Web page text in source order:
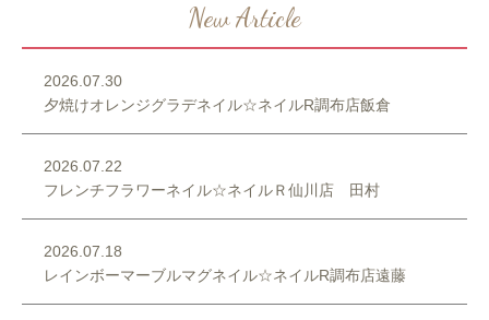
New Article
2026.07.30
夕焼けオレンジグラデネイル☆ネイルR調布店飯倉
2026.07.22
フレンチフラワーネイル☆ネイルＲ仙川店 田村
2026.07.18
レインボーマーブルマグネイル☆ネイルR調布店遠藤